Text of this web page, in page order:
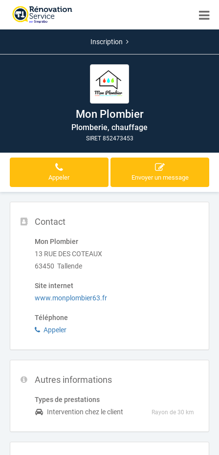
Inscription
Mon Plombier
Plomberie, chauffage
SIRET 852473453
Appeler Envoyer un message
Contact
Mon Plombier
13 RUE DES COTEAUX
63450 Tallende
Site internet
www.monplombier63.fr
Téléphone
Appeler
Autres informations
Types de prestations
Intervention chez le client
Rayon de 30 km